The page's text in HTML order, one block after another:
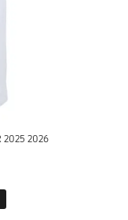
2025 2026